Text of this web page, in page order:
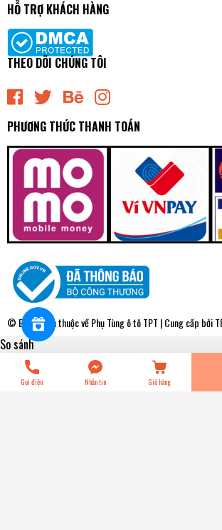
HỖ TRỢ KHÁCH HÀNG
THEO DÕI CHÚNG TÔI
PHƯƠNG THỨC THANH TOÁN
© Bản quyền thuộc vềPhụ Tùng ô tô TPT | Cung cấp bởi
So sánh
VKD30214 Lá Côn Daewoo MATIZ 3
19.0 (3MAY) [180.0 - 125.0 - 18R -
0₫
Tiến Hành Thanh Toán
Gọi điện Nhắn tin Giỏ hàng